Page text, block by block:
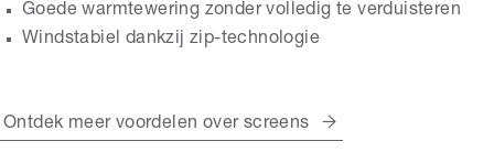
Goede warmtewering zonder volledig te verduisteren
Windstabiel dankzij zip-technologie
Ontdek meer voordelen over screens